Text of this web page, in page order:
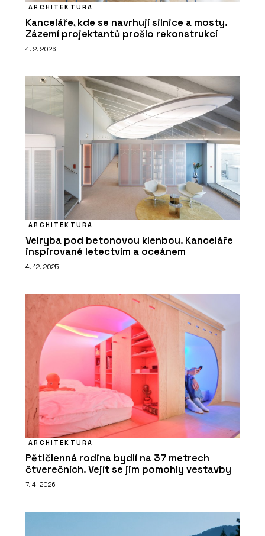
ARCHITEKTURA
Kanceláře, kde se navrhují silnice a mosty.
Zázemí projektantů prošlo rekonstrukcí
4. 2. 2026
ARCHITEKTURA
Velryba pod betonovou klenbou. Kanceláře
inspirované letectvím a oceánem
4. 12. 2025
ARCHITEKTURA
Pětičlenná rodina bydlí na 37 metrech
čtverečních. Vejít se jim pomohly vestavby
7. 4. 2026